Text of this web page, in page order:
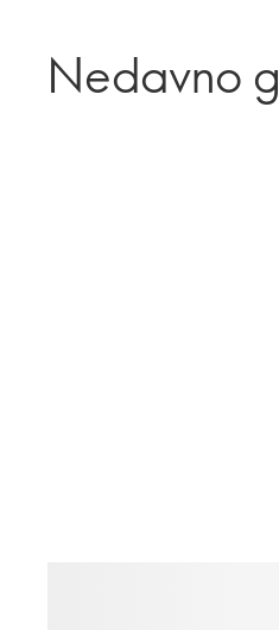
Nedavno